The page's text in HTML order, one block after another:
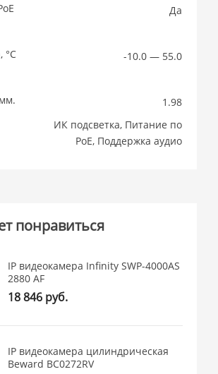
Да
°C
-10.0 — 55.0
1.98
ИК подсветка, Питание по
PoE, Поддержка аудио
понравиться
IP видеокамера Infinity SWP-4000AS
2880 AF
18 846 руб.
IP видеокамера цилиндрическая
Beward BC0272RV